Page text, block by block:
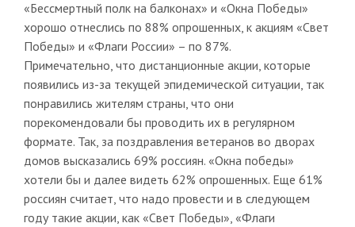
«Бессмертный полк на балконах» и «Окна Победы»
хорошо отнеслись по 88% опрошенных, к акциям «Свет
Победы» и «Флаги России» – по 87%.
Примечательно, что дистанционные акции, которые
появились из-за текущей эпидемической ситуации, так
понравились жителям страны, что они
порекомендовали бы проводить их в регулярном
формате. Так, за поздравления ветеранов во дворах
домов высказались 69% россиян. «Окна победы»
хотели бы и далее видеть 62% опрошенных. Еще 61%
россиян считает, что надо провести и в следующем
году такие акции, как «Свет Победы», «Флаги